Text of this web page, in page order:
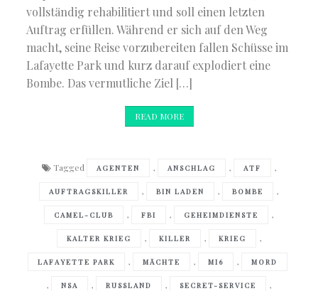
vollständig rehabilitiert und soll einen letzten
Auftrag erfüllen. Während er sich auf den Weg
macht, seine Reise vorzubereiten fallen Schüsse im
Lafayette Park und kurz darauf explodiert eine
Bombe. Das vermutliche Ziel […]
READ MORE
Tagged AGENTEN , ANSCHLAG , ATF ,
AUFTRAGSKILLER , BIN LADEN , BOMBE ,
CAMEL-CLUB , FBI , GEHEIMDIENSTE ,
KALTER KRIEG , KILLER , KRIEG ,
LAFAYETTE PARK , MÄCHTE , MI6 , MORD
, NSA , RUSSLAND , SECRET-SERVICE ,